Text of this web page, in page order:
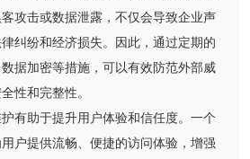
攻击或数据泄露，不仅会导致企业声
纠纷和经济损失。因此，通过定期的
据加密等措施，可以有效防范外部威
性和完整性。
有助于提升用户体验和信任度。一个
户提供流畅、便捷的访问体验，增强